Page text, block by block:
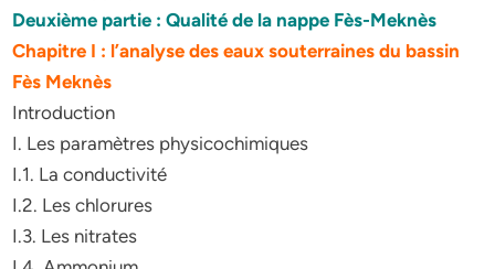
Deuxième partie : Qualité de la nappe Fès-Meknès
Chapitre I : l’analyse des eaux souterraines du bassin
Fès Meknès
Introduction
I. Les paramètres physicochimiques
I.1. La conductivité
I.2. Les chlorures
I.3. Les nitrates